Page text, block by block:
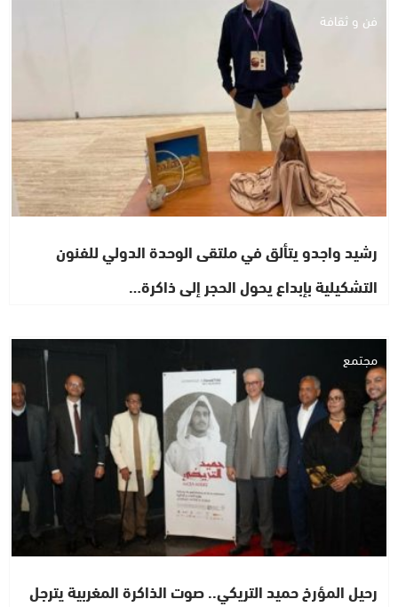
فن و ثقافة
رشيد واجدو يتألق في ملتقى الوحدة الدولي للفنون
التشكيلية بإبداع يحول الحجر إلى ذاكرة…
مجتمع
رحيل المؤرخ حميد التريكي.. صوت الذاكرة المغربية يترجل